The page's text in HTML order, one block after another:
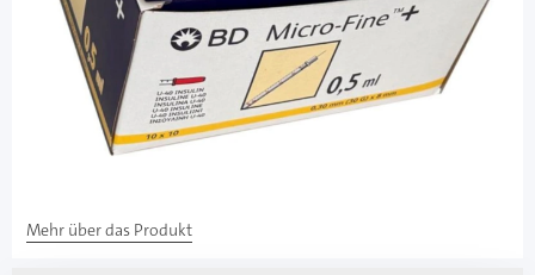
Silikonbeschichtete und dadurch garantiert
einwandfreie Gleitfähigkeit
Chirurgenstahl
Latexfrei
Kein Totraum - zum blasenfreien Aufziehen, kein
Mehr über das Produkt